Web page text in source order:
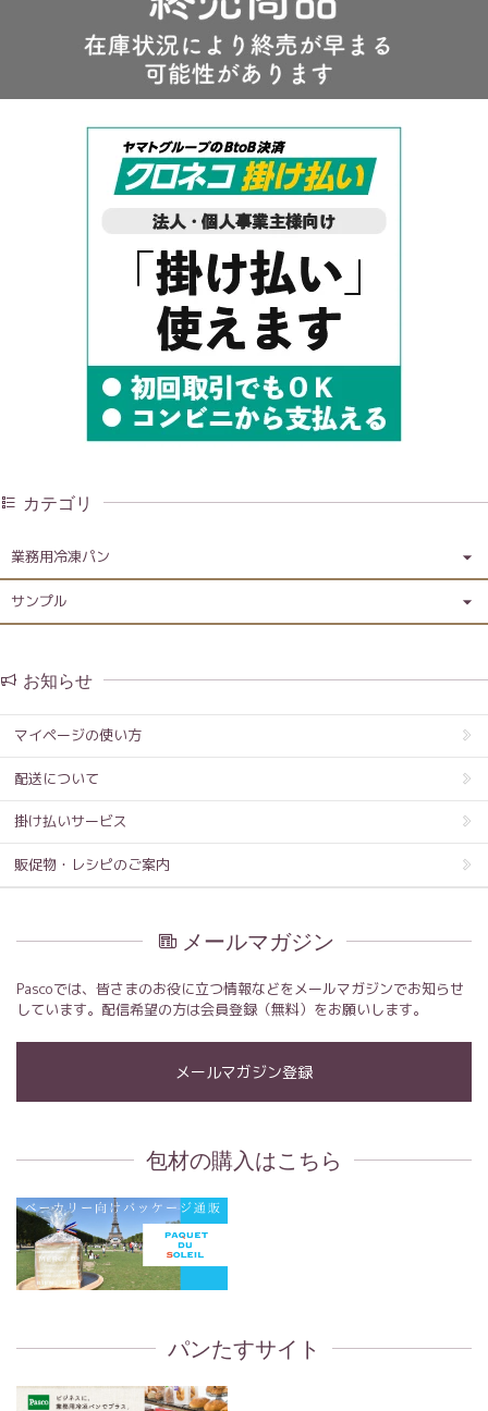
カテゴリ
業務用冷凍パン
サンプル
お知らせ
マイページの使い方
配送について
掛け払いサービス
販促物・レシピのご案内
メールマガジン
Pascoでは、皆さまのお役に立つ情報などをメールマガジンでお知らせ
しています。配信希望の方は会員登録（無料）をお願いします。
メールマガジン登録
包材の購入はこちら
パンたすサイト